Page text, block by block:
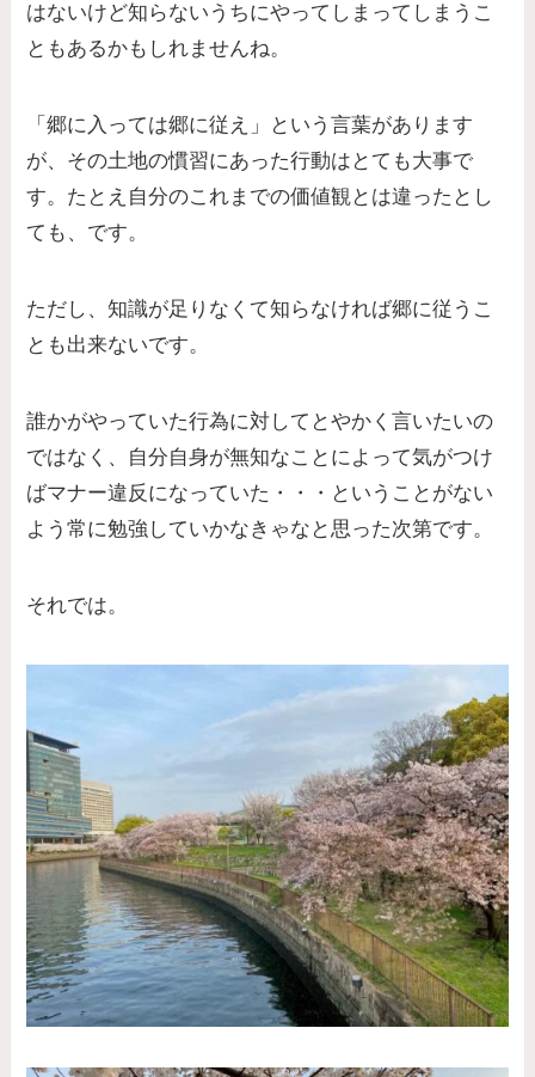
はないけど知らないうちにやってしまってしまうこ
ともあるかもしれませんね。
「郷に入っては郷に従え」という言葉があります
が、その土地の慣習にあった行動はとても大事で
す。たとえ自分のこれまでの価値観とは違ったとし
ても、です。
ただし、知識が足りなくて知らなければ郷に従うこ
とも出来ないです。
誰かがやっていた行為に対してとやかく言いたいの
ではなく、自分自身が無知なことによって気がつけ
ばマナー違反になっていた・・・ということがない
よう常に勉強していかなきゃなと思った次第です。
それでは。